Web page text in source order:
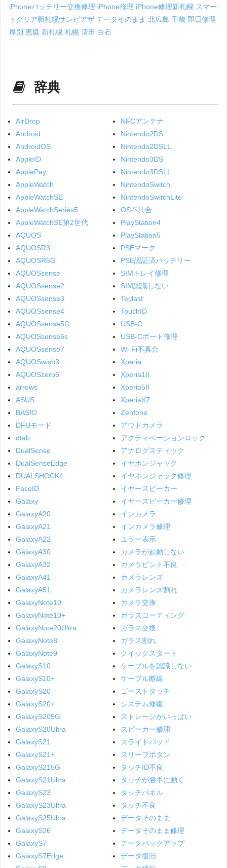
iPhoneバッテリー交換修理 iPhone修理 iPhone修理新札幌 スマー
トクリア新札幌サンピアザデータそのまま北広島千歳 即日修理
厚別恵庭 新札幌札幌清田 白石
辞典
AirDrop
Android
AndroidOS
AppleID
ApplePay
AppleWatch
AppleWatchSE
AppleWatchSeries5
AppleWatchSE第2世代
AQUOS
AQUOSR3
AQUOSR5G
AQUOSsense
AQUOSsense2
AQUOSsense3
AQUOSsense4
AQUOSsense5G
AQUOSsense6s
AQUOSsense7
AQUOSwish3
AQUOSzero6
arrows
ASUS
BASIO
DFUモード
dtab
DualSense
DualSenseEdge
DUALSHOCK4
FaceID
Galaxy
GalaxyA20
GalaxyA21
GalaxyA22
GalaxyA30
GalaxyA32
GalaxyA41
GalaxyA51
GalaxyNote10
GalaxyNote10+
GalaxyNote20Ultra
GalaxyNote8
GalaxyNote9
GalaxyS10
GalaxyS10+
GalaxyS20
GalaxyS20+
GalaxyS205G
GalaxyS20Ultra
GalaxyS21
GalaxyS21+
GalaxyS215G
GalaxyS21Ultra
GalaxyS23
GalaxyS23Ultra
GalaxyS25Ultra
GalaxyS26
GalaxyS7
GalaxyS7Edge
NFCアンテナ
Nintendo2DS
Nintendo2DSLL
Nintendo3DS
Nintendo3DSLL
NintendoSwitch
NintendoSwitchLite
OS不具合
PlayStation4
PlayStation5
PSEマーク
PSE認証済バッテリー
SIMトレイ修理
SIM認識しない
Teclast
TouchID
USB-C
USB-Cポート修理
Wi-Fi不具合
Xperia
Xperia1II
Xperia5II
XperiaXZ
Zenfone
アウトカメラ
アクティベーションロック
アナログスティック
イヤホンジャック
イヤホンジャック修理
イヤースピーカー
イヤースピーカー修理
インカメラ
インカメラ修理
エラー表示
カメラが起動しない
カメラピント不良
カメラレンズ
カメラレンズ割れ
カメラ交換
ガラスコーティング
ガラス交換
ガラス割れ
クイックスタート
ケーブルを認識しない
ケーブル断線
ゴーストタッチ
システム修復
ストレージがいっぱい
スピーカー修理
スライドパッド
スリープボタン
タッチID不良
タッチが勝手に動く
タッチパネル
タッチ不良
データそのまま
データそのまま修理
データバックアップ
データ復旧